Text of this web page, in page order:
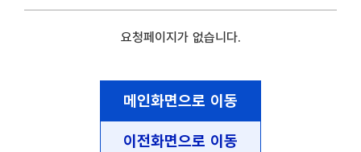
요청페이지가 없습니다.
메인화면으로 이동
이전화면으로 이동